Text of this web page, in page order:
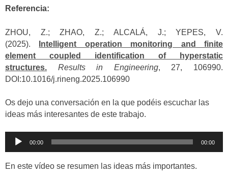
Referencia:
ZHOU, Z.; ZHAO, Z.; ALCALÁ, J.; YEPES, V.
(2025).
Intelligent operation monitoring and finite
element coupled identification of hyperstatic
structures.
Results in Engineering, 27, 106990.
DOI:10.1016/j.rineng.2025.106990
Os dejo una conversación en la que podéis escuchar las
ideas más interesantes de este trabajo.
Reproductor
00:00 00:00
En este vídeo se resumen las ideas más importantes.